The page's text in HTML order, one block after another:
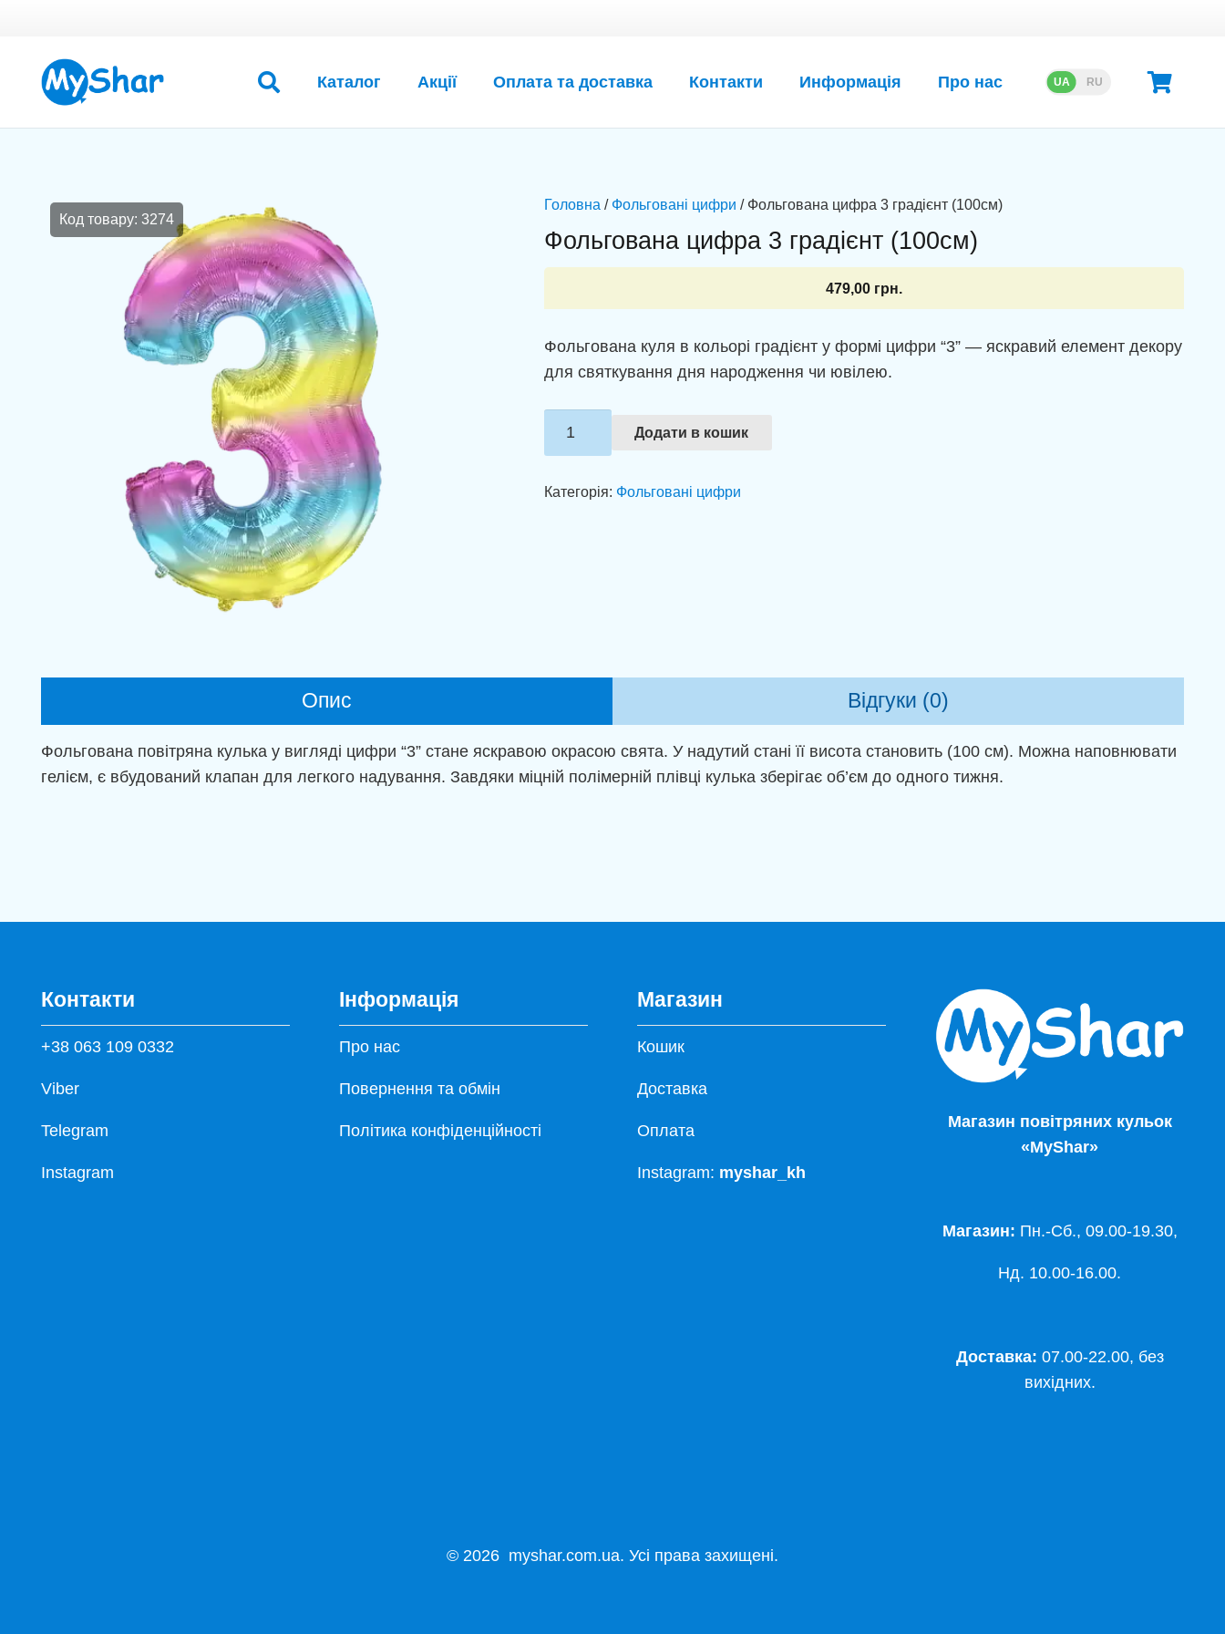
Каталог Акції Оплата та доставка Контакти Информація Про нас UA RU
Код товару: 3274
Головна / Фольговані цифри / Фольгована цифра 3 градієнт (100см)
Фольгована цифра 3 градієнт (100см)
479,00 грн.
Фольгована куля в кольорі градієнт у формі цифри “3” — яскравий елемент декору
для святкування дня народження чи ювілею.
градієнт
Додати в кошик
Категорія: Фольговані цифри
Опис Відгуки (0)
Фольгована повітряна кулька у вигляді цифри “3” стане яскравою окрасою свята. У надутий стані її висота становить (100 см). Можна наповнювати
гелієм, є вбудований клапан для легкого надування. Завдяки міцній полімерній плівці кулька зберігає об’єм до одного тижня.
Контакти
+38 063 109 0332
Viber
Telegram
Instagram
Інформація
Про нас
Повернення та обмін
Політика конфіденційності
Магазин
Кошик
Доставка
Оплата
Instagram: myshar_kh
Магазин повітряних кульок
«MyShar»
Магазин: Пн.-Сб., 09.00-19.30,
Нд. 10.00-16.00.
Доставка: 07.00-22.00, без
вихідних.
© 2026 myshar.com.ua. Усі права захищені.